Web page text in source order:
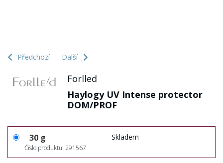
Předchozí Další
Forlled
Haylogy UV Intense protector
DOM/PROF
30 g
Číslo produktu: 291567
Skladem